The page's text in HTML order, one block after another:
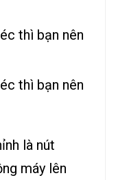
thì bạn nên
thì bạn nên
là nút
máy lên